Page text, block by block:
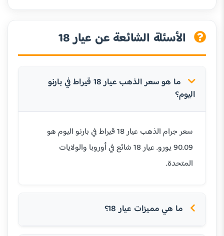
الأسئلة الشائعة عن عيار 18
ما هو سعر الذهب عيار 18 قيراط في بارنو
اليوم؟
سعر جرام الذهب عيار 18 قيراط في بارنو اليوم هو
90.09 يورو. عيار 18 شائع في أوروبا والولايات
المتحدة.
ما هي مميزات عيار 18؟